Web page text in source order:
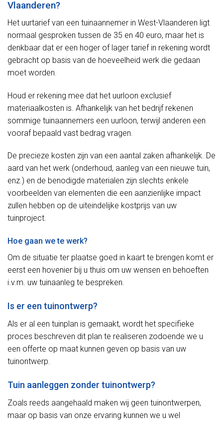
Vlaanderen?
Het uurtarief van een tuinaannemer in West-Vlaanderen ligt
normaal gesproken tussen de 35 en 40 euro, maar het is
denkbaar dat er een hoger of lager tarief in rekening wordt
gebracht op basis van de hoeveelheid werk die gedaan
moet worden.
Houd er rekening mee dat het uurloon exclusief
materiaalkosten is. Afhankelijk van het bedrijf rekenen
sommige tuinaannemers een uurloon, terwijl anderen een
vooraf bepaald vast bedrag vragen.
De precieze kosten zijn van een aantal zaken afhankelijk. De
aard van het werk (onderhoud, aanleg van een nieuwe tuin,
enz.) en de benodigde materialen zijn slechts enkele
voorbeelden van elementen die een aanzienlijke impact
zullen hebben op de uiteindelijke kostprijs van uw
tuinproject.
Hoe gaan we te werk?
Om de situatie ter plaatse goed in kaart te brengen komt er
eerst een hovenier bij u thuis om uw wensen en behoeften
i.v.m. uw tuinaanleg te bespreken.
Is er een tuinontwerp?
Als er al een tuinplan is gemaakt, wordt het specifieke
proces beschreven dit plan te realiseren zodoende we u
een offerte op maat kunnen geven op basis van uw
tuinontwerp.
Tuin aanleggen zonder tuinontwerp?
Zoals reeds aangehaald maken wij geen tuinontwerpen,
maar op basis van onze ervaring kunnen we u wel